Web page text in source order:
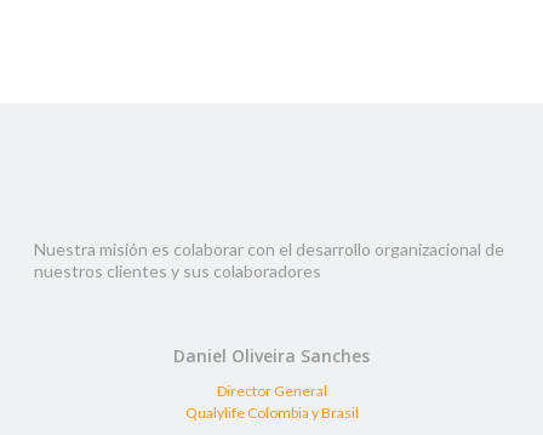
Nuestra misión es colaborar con el desarrollo organizacional de
nuestros clientes y sus colaboradores
Daniel Oliveira Sanches
Director General
Qualylife Colombia y Brasil